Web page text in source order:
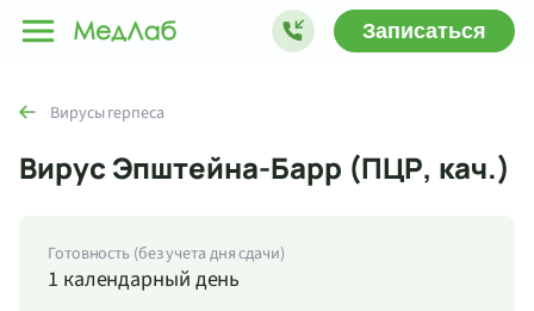
Записаться
Вирусы герпеса
Вирус Эпштейна-Барр (ПЦР, кач.)
Готовность (без учета дня сдачи)
1 календарный день